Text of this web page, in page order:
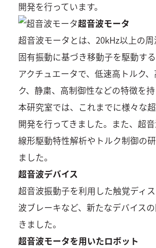
開発を行っています。
超音波モータ
超音波モータとは、20kHz以上の
固有振動に基づき移動子を駆動す
アクチュエータで、低速高トルク
ク、静粛、高制御性などの特徴を持
本研究室では、これまでに様々な
開発を行ってきました。また、超
線形駆動特性解析やトルク制御の
ました。
超音波デバイス
超音波振動子を利用した触覚ディ
波ブレーキなど、新たなデバイス
きました。
超音波モータを用いたロボット